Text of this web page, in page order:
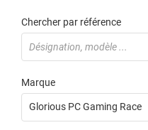
Chercher par référence
Marque
Glorious PC Gaming Race